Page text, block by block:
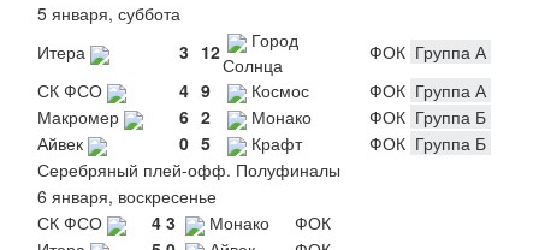
5 января, суббота
Итера
3 12
Город
Солнца
ФОК Группа А
СК ФСО
4 9 Космос ФОК Группа А
Макромер
6 2 Монако ФОК Группа Б
Айвек
0 5 Крафт ФОК Группа Б
Серебряный плей-офф. Полуфиналы
6 января, воскресенье
СК ФСО
4 3 Монако
ФОК